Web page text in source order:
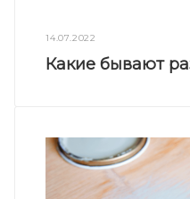
14.07.2022
Какие бывают